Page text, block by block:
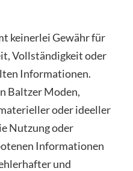
keinerlei Gewähr für
Vollständigkeit oder
Informationen.
Baltzer Moden,
oder ideeller
Nutzung oder
Informationen
und